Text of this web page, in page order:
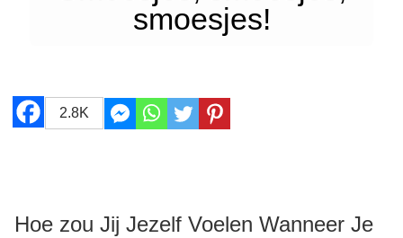
smoesjes!
2.8K
Hoe zou Jij Jezelf Voelen Wanneer Je